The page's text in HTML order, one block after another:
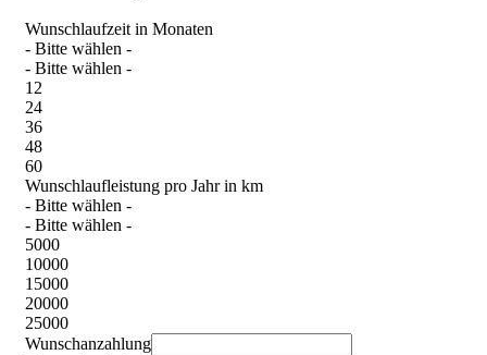
Wunschlaufzeit in Monaten
- Bitte wählen -
- Bitte wählen -
12
24
36
48
60
Wunschlaufleistung pro Jahr in km
- Bitte wählen -
- Bitte wählen -
5000
10000
15000
20000
25000
Wunschanzahlung